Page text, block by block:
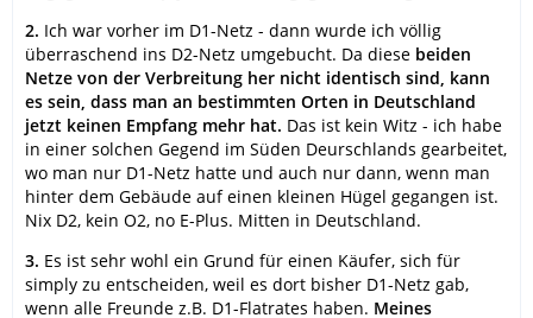
2. Ich war vorher im D1-Netz - dann wurde ich völlig
überraschend ins D2-Netz umgebucht. Da diese beiden
Netze von der Verbreitung her nicht identisch sind, kann
es sein, dass man an bestimmten Orten in Deutschland
jetzt keinen Empfang mehr hat. Das ist kein Witz - ich habe
in einer solchen Gegend im Süden Deurschlands gearbeitet,
wo man nur D1-Netz hatte und auch nur dann, wenn man
hinter dem Gebäude auf einen kleinen Hügel gegangen ist.
Nix D2, kein O2, no E-Plus. Mitten in Deutschland.
3. Es ist sehr wohl ein Grund für einen Käufer, sich für
simply zu entscheiden, weil es dort bisher D1-Netz gab,
wenn alle Freunde z.B. D1-Flatrates haben. Meines